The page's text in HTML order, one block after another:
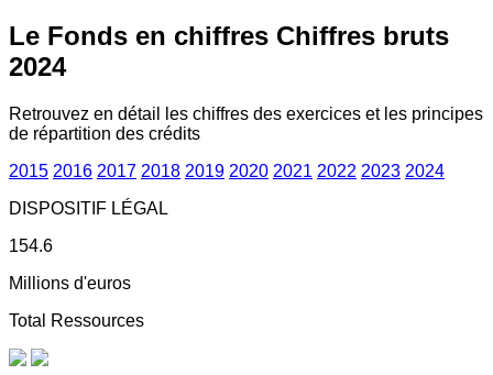
Le Fonds en chiffres Chiffres bruts
2024
Retrouvez en détail les chiffres des exercices et les principes
de répartition des crédits
2015 2016 2017 2018 2019 2020 2021 2022 2023 2024
DISPOSITIF LÉGAL
154.6
Millions d'euros
Total Ressources